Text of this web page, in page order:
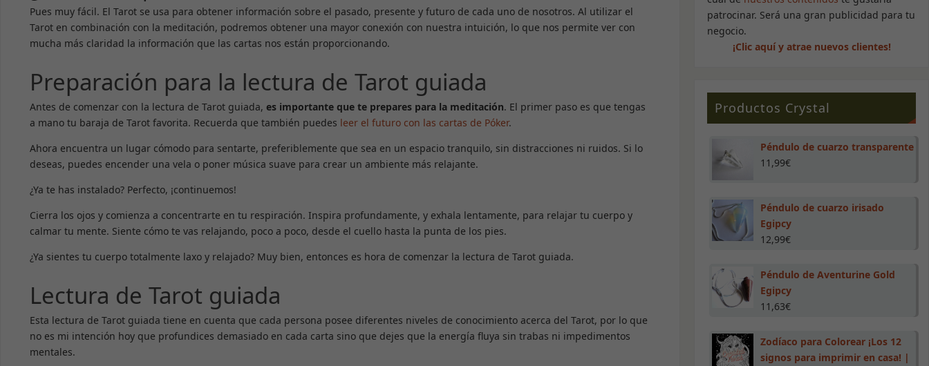
Pues muy fácil. El Tarot se usa para obtener información sobre el pasado, presente y futuro de cada uno de nosotros. Al utilizar el
Tarot en combinación con la meditación, podremos obtener una mayor conexión con nuestra intuición, lo que nos permite ver con
mucha más claridad la información que las cartas nos están proporcionando.
Preparación para la lectura de Tarot guiada
Antes de comenzar con la lectura de Tarot guiada, es importante que te prepares para la meditación. El primer paso es que tengas
a mano tu baraja de Tarot favorita. Recuerda que también puedes leer el futuro con las cartas de Póker.
Ahora encuentra un lugar cómodo para sentarte, preferiblemente que sea en un espacio tranquilo, sin distracciones ni ruidos. Si lo
deseas, puedes encender una vela o poner música suave para crear un ambiente más relajante.
¿Ya te has instalado? Perfecto, ¡continuemos!
Cierra los ojos y comienza a concentrarte en tu respiración. Inspira profundamente, y exhala lentamente, para relajar tu cuerpo y
calmar tu mente. Siente cómo te vas relajando, poco a poco, desde el cuello hasta la punta de los pies.
¿Ya sientes tu cuerpo totalmente laxo y relajado? Muy bien, entonces es hora de comenzar la lectura de Tarot guiada.
Lectura de Tarot guiada
Esta lectura de Tarot guiada tiene en cuenta que cada persona posee diferentes niveles de conocimiento acerca del Tarot, por lo que
no es mi intención hoy que profundices demasiado en cada carta sino que dejes que la energía fluya sin trabas ni impedimentos
mentales.
patrocinar. Será una gran publicidad para tu
negocio.
¡Clic aquí y atrae nuevos clientes!
Productos Crystal
Péndulo de cuarzo transparente
11,99€
Péndulo de cuarzo irisado
Egipcy
12,99€
Péndulo de Aventurine Gold
Egipcy
11,63€
Zodíaco para Colorear ¡Los 12
signos para imprimir en casa! |